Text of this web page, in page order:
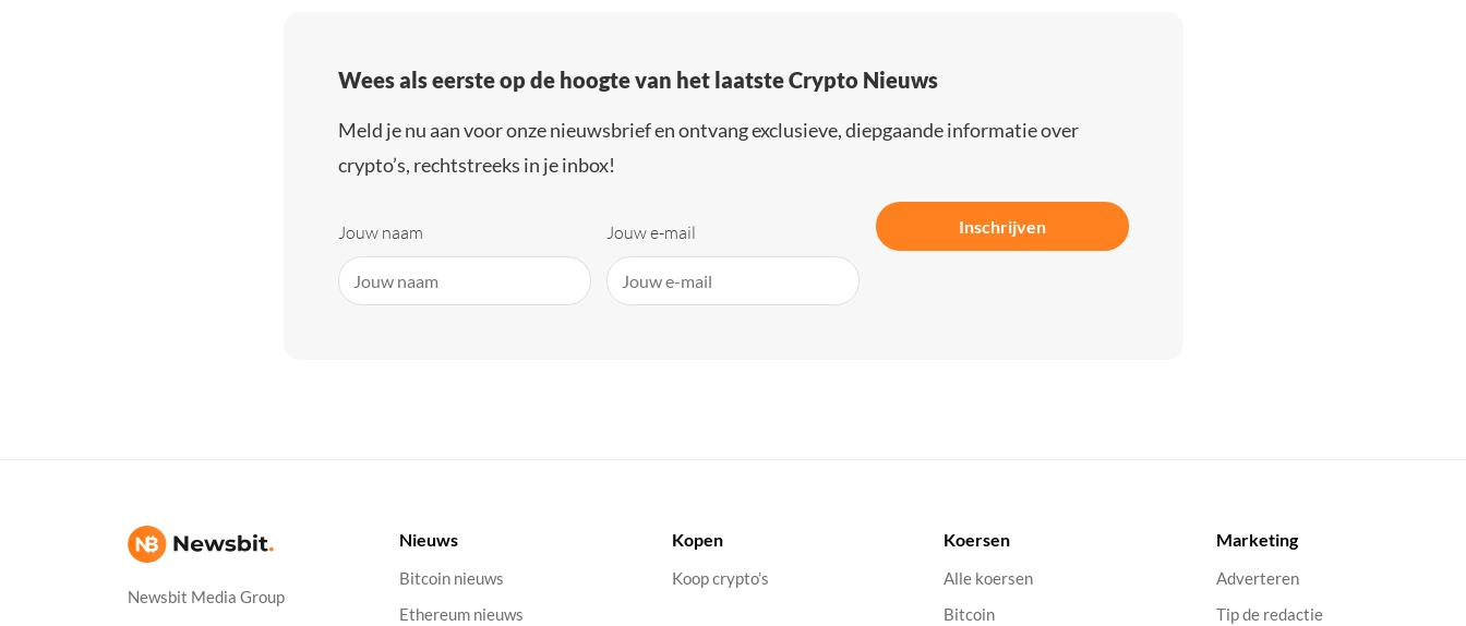
Wees als eerste op de hoogte van het laatste Crypto Nieuws
Meld je nu aan voor onze nieuwsbrief en ontvang exclusieve, diepgaande informatie over
crypto’s, rechtstreeks in je inbox!
Jouw naam Jouw e-mail Inschrijven
Newsbit Media Group
Nieuws
Bitcoin nieuws
Ethereum nieuws
Kopen
Koop crypto’s
Koersen
Alle koersen
Bitcoin
Marketing
Adverteren
Tip de redactie